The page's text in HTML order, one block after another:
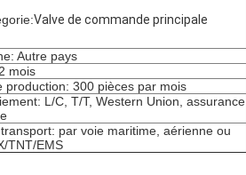
Valve de commande principale
Autre pays
mois
production: 300 pièces par mois
L/C, T/T, Western Union, assurance
par voie maritime, aérienne ou
TNT/EMS